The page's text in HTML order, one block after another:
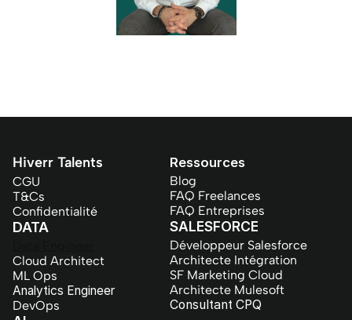
Hiverr Talents
CGU
T&Cs
Confidentialité
Ressources
Blog
FAQ Freelances
FAQ Entreprises
DATA
Cloud Architect
ML Ops
Analytics Engineer
DevOps
SALESFORCE
Développeur Salesforce
Architecte Intégration
SF Marketing Cloud
Architecte Mulesoft
Consultant CPQ